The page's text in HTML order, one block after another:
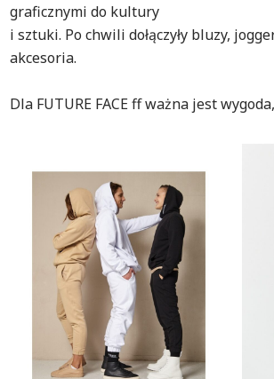
graficznymi do kultury
i sztuki. Po chwili dołączyły bluzy,
akcesoria.
Dla FUTURE FACE ff ważna jest